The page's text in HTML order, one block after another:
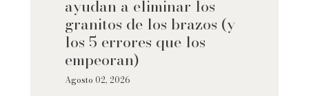
ayudan a eliminar los
granitos de los brazos (y
los 5 errores que los
empeoran)
Agosto 02, 2026